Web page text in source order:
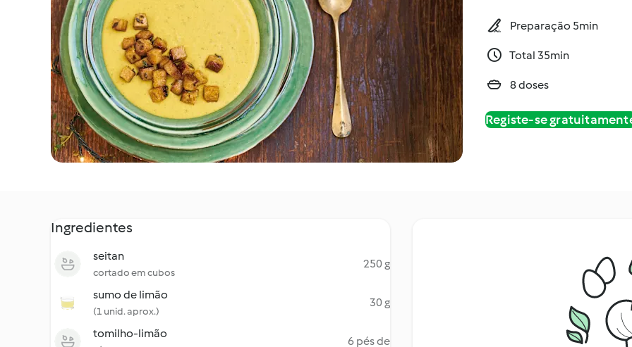
Preparação 5min
Total 35min
8 doses
Registe-se
Ingredientes
seitan
cortado em cubos
250 g
sumo de limão
(1 unid. aprox.)
30 g
tomilho-limão
6 pés de